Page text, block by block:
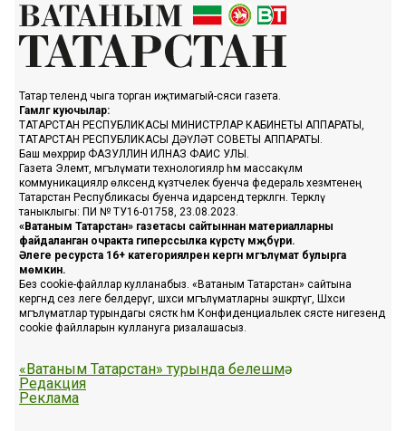
Татар телендә чыга торган иҗтимагый-сәяси газета.
Гамәлгә куючылар:
ТАТАРСТАН РЕСПУБЛИКАСЫ МИНИСТРЛАР КАБИНЕТЫ АППАРАТЫ,
ТАТАРСТАН РЕСПУБЛИКАСЫ ДӘҮЛӘТ СОВЕТЫ АППАРАТЫ.
Баш мөхәррир ФАЗУЛЛИН ИЛНАЗ ФАИС УЛЫ.
Газета Элемтә, мәгълүмати технологияләр һәм массакүләм
коммуникацияләр өлкәсендә күзәтчелек буенча федераль хезмәтенең
Татарстан Республикасы буенча идарәсендә теркәлгән. Теркәлү
таныклыгы: ПИ № ТУ16-01758, 23.08.2023.
«Ватаным Татарстан» газетасы сайтыннан материалларны
файдаланган очракта гиперссылка күрсәтү мәҗбүри.
Әлеге ресурста 16+ категорияләренә кергән мәгълүмат булырга
мөмкин.
Без cookie-файллар кулланабыз. «Ватаным Татарстан» сайтына
кергәндә сез әлеге белдерүгә, шәхси мәгълүматларны эшкәртүгә, Шәхси
мәгълүматлар турындагы сәясәткә һәм Конфиденциальлек сәясәте нигезендә
cookie файлларын куллануга ризалашасыз.
«Ватаным Татарстан» турында белешмә
Редакция
Реклама